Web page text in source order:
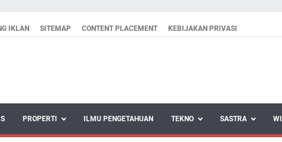
IKLAN SITEMAP CONTENT PLACEMENT KEBIJAKAN PRIVASI
PROPERTI ILMU PENGETAHUAN TEKNO SASTRA